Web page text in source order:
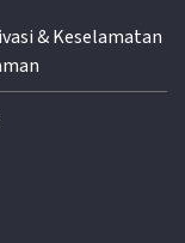
& Keselamatan